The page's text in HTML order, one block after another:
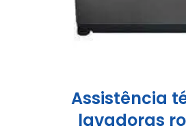
Assistência
lavadoras